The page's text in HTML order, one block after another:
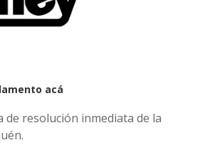
acá
de resolución inmediata de la